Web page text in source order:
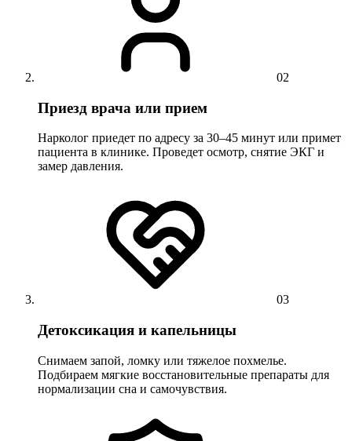
02
Приезд врача или прием
Нарколог приедет по адресу за 30–45 минут или примет
пациента в клинике. Проведет осмотр, снятие ЭКГ и
замер давления.
03
Детоксикация и капельницы
Снимаем запой, ломку или тяжелое похмелье.
Подбираем мягкие восстановительные препараты для
нормализации сна и самочувствия.